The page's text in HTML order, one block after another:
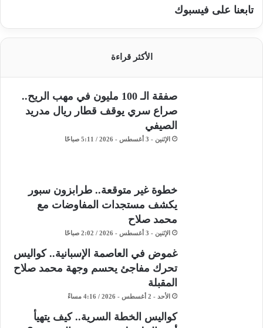
تابعنا على فيسبوك
الأكثر قراءة
صفقة الـ 100 مليون في مهب الريح..
صراع سري يوقف قطار ريال مدريد
الصيفي
الإثنين - 3 أغسطس - 2026 / 5:11 صباحًا
خطوة غير متوقعة.. طرابزون سبور
يكشف مستجدات المفاوضات مع
محمد صلاح
الإثنين - 3 أغسطس - 2026 / 2:02 صباحًا
غموض في العاصمة الإسبانية.. كواليس
تحرك مفاجئ يحسم وجهة محمد صلاح
المقبلة
الأحد - 2 أغسطس - 2026 / 4:16 مساءً
كواليس الخطة السرية.. كيف يتهيأ